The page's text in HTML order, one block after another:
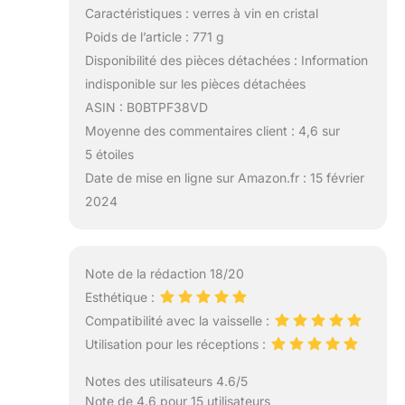
pour trouver une
d'un remplacement,
d'un remboursement
ou d'une autre option
Caractéristiques : verres à vin en cristal
Poids de l’article : 771 g
Disponibilité des pièces détachées : Information
indisponible sur les pièces détachées
ASIN : B0BTPF38VD
Moyenne des commentaires client : 4,6 sur
5 étoiles
Date de mise en ligne sur Amazon.fr : 15 février
2024
Note de la rédaction 18/20
Esthétique :
Compatibilité avec la vaisselle :
Utilisation pour les réceptions :
Notes des utilisateurs 4.6/5
Note de 4.6 pour 15 utilisateurs